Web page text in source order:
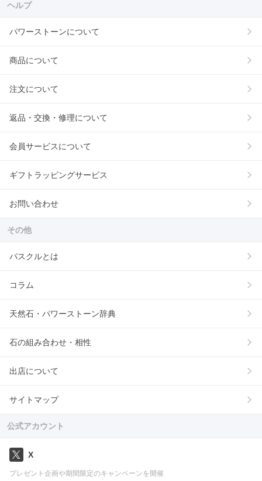
ヘルプ
パワーストーンについて
商品について
注文について
返品・交換・修理について
会員サービスについて
ギフトラッピングサービス
お問い合わせ
その他
パスクルとは
コラム
天然石・パワーストーン辞典
石の組み合わせ・相性
出店について
サイトマップ
公式アカウント
X
プレゼント企画や期間限定のキャンペーンを開催